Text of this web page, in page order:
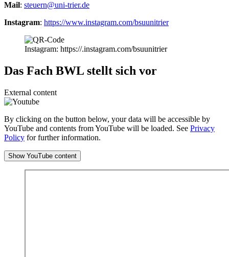
Mail: steuern@uni-trier.de
Instagram: https://www.instagram.com/bsuunitrier
Instagram: https://.instagram.com/bsuunitrier
Das Fach BWL stellt sich vor
External content
By clicking on the button below, your data will be accessible by
YouTube and contents from YouTube will be loaded. See Privacy
Policy for further information.
Show YouTube content